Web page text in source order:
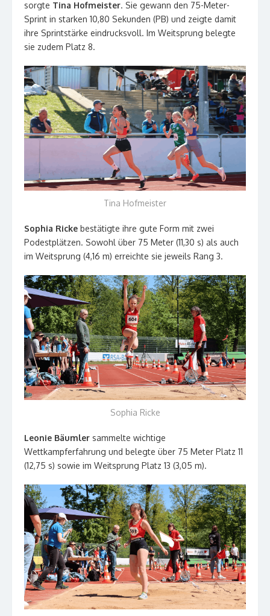
sorgte Tina Hofmeister. Sie gewann den 75-Meter-
Sprint in starken 10,80 Sekunden (PB) und zeigte damit
ihre Sprintstärke eindrucksvoll. Im Weitsprung belegte
sie zudem Platz 8.
Tina Hofmeister
Sophia Ricke bestätigte ihre gute Form mit zwei
Podestplätzen. Sowohl über 75 Meter (11,30 s) als auch
im Weitsprung (4,16 m) erreichte sie jeweils Rang 3.
Sophia Ricke
Leonie Bäumler sammelte wichtige
Wettkampferfahrung und belegte über 75 Meter Platz 11
(12,75 s) sowie im Weitsprung Platz 13 (3,05 m).